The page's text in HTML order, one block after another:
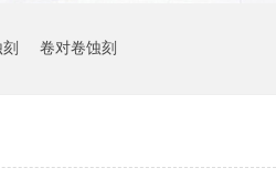
卷对卷蚀刻